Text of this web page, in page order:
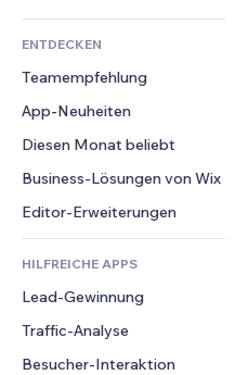
Website-Einträge
E-Mail
Buchhaltung
Gutscheine & Treuebonus
Lagerlösungen
Speisen & Getränke
Immobilien
Buchungen
Podcasts
Fotografie
Video
PDF
Dateifreigabe
News
Datenschutz & Sicherheit
Uhr
Seiten-Vorlagen
Bildeffekte
Buttons & Menüs
Banner & Abzeichen
Taschenrechner
Suche
Wetter
Diagramme & Tabellen
Formulare
Umfragen
Chat
Kommentare
Telefon
Community
Bewertungen und Feedback
CRM
ENTDECKEN
Teamempfehlung
App-Neuheiten
Diesen Monat beliebt
Business-Lösungen von Wix
Editor-Erweiterungen
HILFREICHE APPS
Lead-Gewinnung
Traffic-Analyse
Besucher-Interaktion